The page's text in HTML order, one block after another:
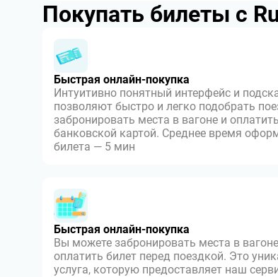
Покупать билеты с
Быстрая онлайн-покупка
Интуитивно понятный интерфейс и
позволяют быстро и легко подобрать
забронировать места в вагоне и
банковской картой. Среднее время
билета — 5 мин
Быстрая онлайн-покупка
Вы можете забронировать места в
оплатить билет перед поездкой. Это
услуга, которую предоставляет наш